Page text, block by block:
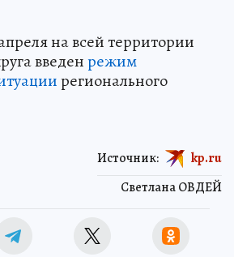
на всей территории
введенрежим
регионального
Светлана ОВДЕЙ
Источник: kp.ru